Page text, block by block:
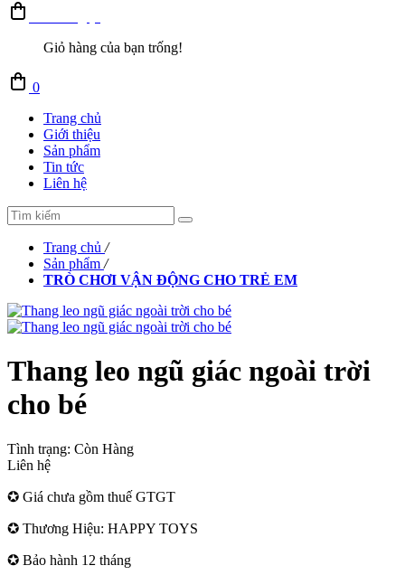
Giỏ hàng của bạn trống!
0
Trang chủ
Giới thiệu
Sản phẩm
Tin tức
Liên hệ
Trang chủ /
Sản phẩm /
TRÒ CHƠI VẬN ĐỘNG CHO TRẺ EM
Thang leo ngũ giác ngoài trời
cho bé
Tình trạng: Còn Hàng
Liên hệ
✪ Giá chưa gồm thuế GTGT
✪ Thương Hiệu: HAPPY TOYS
✪ Bảo hành 12 tháng